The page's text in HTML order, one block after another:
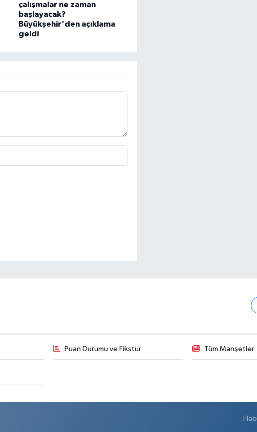
çalışmalar ne zaman
başlayacak?
Büyükşehir'den açıklama
geldi
Puan Durumu ve Fikstür Tüm Manşetler